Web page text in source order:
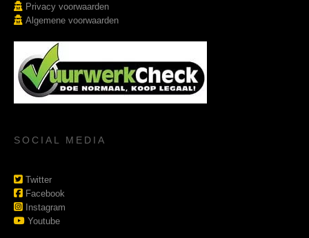
Privacy voorwaarden
Algemene voorwaarden
SOCIAL MEDIA
Twitter
Facebook
Instagram
Youtube